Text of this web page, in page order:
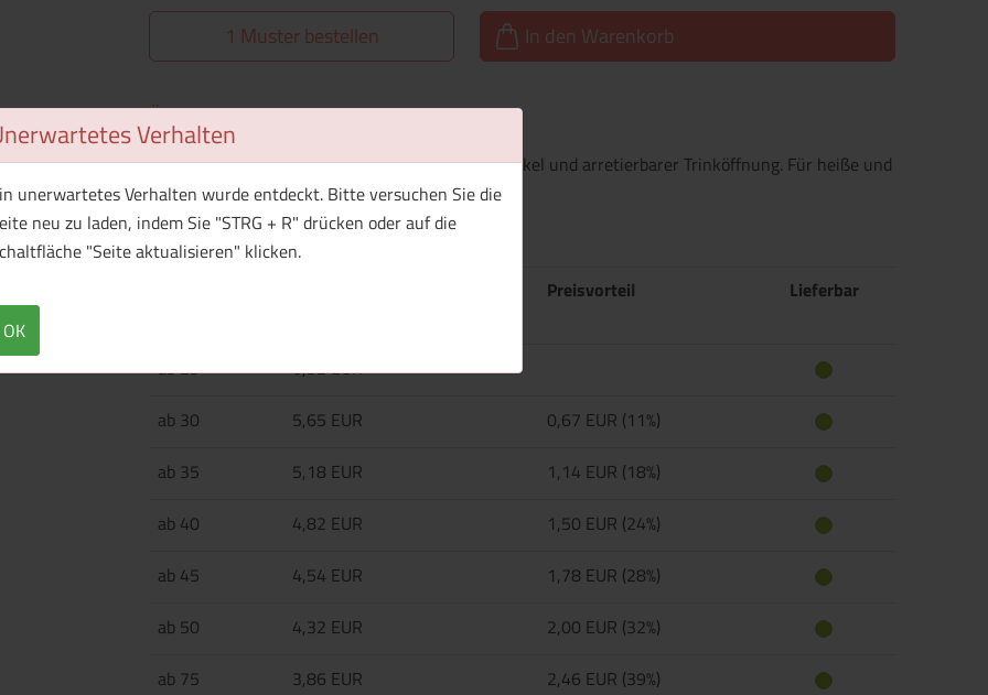
Verhalten
unerwartetes Verhalten wurde entdeckt. Bitte versuchen Sie die
neu zu laden, indem Sie "STRG + R" drücken oder auf die
"Seite aktualisieren" klicken.
OK
1 Muster bestellen In den Warenkorb
Überblick Technische Daten
Kunststoff-to-go-Becher (475 ml) mit Schraubdeckel und arretierbarer Trinköffnung. Für heiße und
kalte Getränke geeignet.
Preisvorteil Lieferbar
ab 25
6,32 EUR
ab 30
5,65 EUR
0,67 EUR (11%)
ab 35
5,18 EUR
1,14 EUR (18%)
ab 40
4,82 EUR
1,50 EUR (24%)
ab 45
4,54 EUR
1,78 EUR (28%)
ab 50
4,32 EUR
2,00 EUR (32%)
ab 75
3,86 EUR
2,46 EUR (39%)